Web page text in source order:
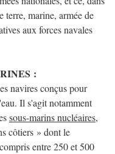
terre, marine, armée de
aux forces navales
:
navires conçus pour
Il s'agit notamment
sous-marins nucléaires,
côtiers » dont le
entre 250 et 500